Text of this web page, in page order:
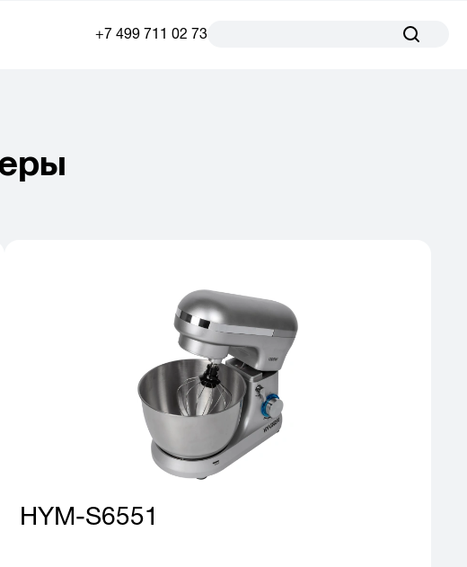
+7 499 711 02 73
HYM-S6551